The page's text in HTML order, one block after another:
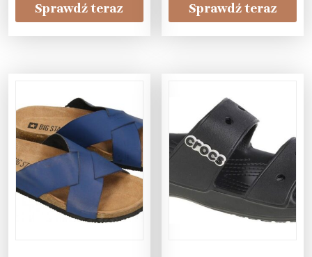
Sprawdź teraz Sprawdź teraz